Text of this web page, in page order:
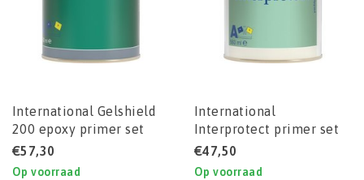
International Gelshield
200 epoxy primer set
€57,30
Op voorraad
International
Interprotect primer set
€47,50
Op voorraad